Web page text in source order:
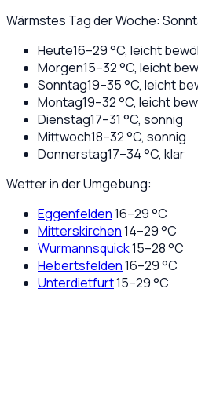
Wärmstes Tag der Woche:
Heute16–29°C, leicht
Morgen15–32°C, leicht
Sonntag19–35°C, leicht
Montag19–32°C, leicht
Dienstag17–31 °C, sonnig
Mittwoch18–32°C, sonnig
Donnerstag17–34°C, klar
Wetter in der Umgebung:
Eggenfelden16–29°C
Mitterskirchen14–29°C
Wurmannsquick15–28°C
Hebertsfelden16–29°C
Unterdietfurt15–29°C